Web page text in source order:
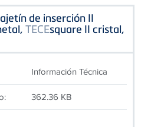
de inserción II
TECEsquare II cristal,
Información Técnica
362.36 KB